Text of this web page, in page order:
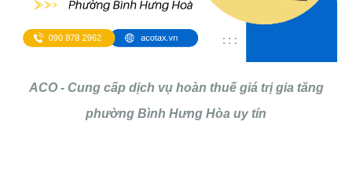
ACO - Cung cấp dịch vụ hoàn thuế giá trị gia tăng
phường Bình Hưng Hòa uy tín